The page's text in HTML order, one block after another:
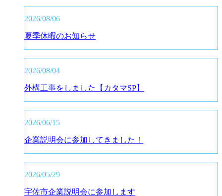
2026/08/06
夏季休暇のお知らせ
2026/08/04
外構工事をしました【カタマSP】
2026/06/15
企業説明会に参加してきました！
2026/05/29
宇佐市企業説明会に参加します